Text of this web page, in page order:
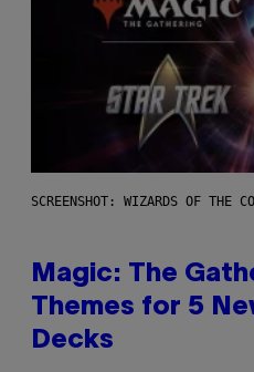
SCREENSHOT: WIZARDS OF THE
Magic: The
Themes for 5
Decks